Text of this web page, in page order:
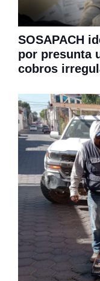
SOSAPACH
por presunta
cobros